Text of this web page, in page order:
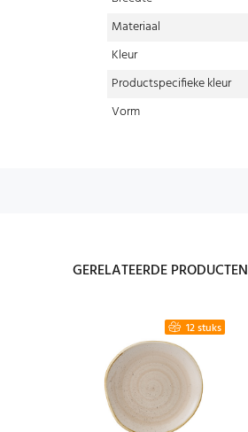
Materiaal
Kleur
Productspecifieke kleur
Vorm
GERELATEERDE PRODUCTEN
12 stuks